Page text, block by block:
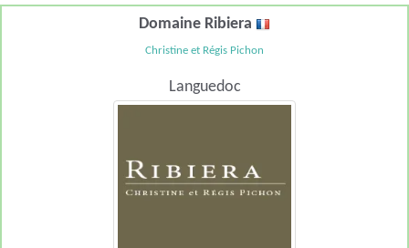
Domaine Ribiera
Christine et Régis Pichon
Languedoc